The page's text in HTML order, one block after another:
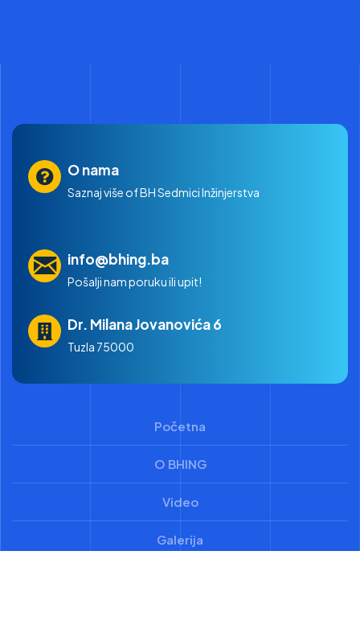
O nama
Saznaj više of BH Sedmici Inžinjerstva
info@bhing.ba
Pošalji nam poruku ili upit!
Dr. Milana Jovanovića 6
Tuzla 75000
Početna
O BHING
Video
Galerija